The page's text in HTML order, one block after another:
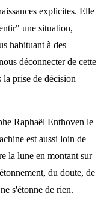
explicites. Elle
une situation,
habituant à des
déconnecter de cette
prise de décision
Raphaël Enthoven le
est aussi loin de
la lune en montant sur
du doute, de
s'étonne de rien.